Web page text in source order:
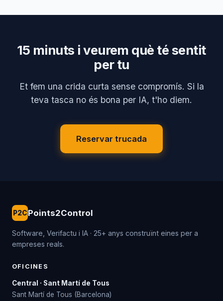
15 minuts i veurem què té sentit
per tu
Et fem una crida curta sense compromís. Si la
teva tasca no és bona per IA, t'ho diem.
Reservar trucada
P2CPoints2Control
Software, Verifactu i IA · 25+ anys construïnt eines per a
empreses reals.
OFICINES
Central · Sant Martí de Tous
Sant Martí de Tous (Barcelona)